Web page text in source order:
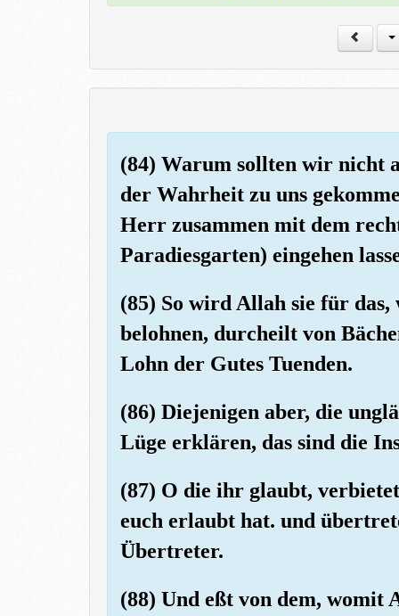
(84) Warum sollten wir nicht
der Wahrheit zu uns
Herr zusammen mit dem
Paradiesgarten) eingehen
(85) So wird Allah sie für das,
belohnen, durcheilt von
Lohn der Gutes Tuenden.
(86) Diejenigen aber, die
Lüge erklären, das sind die
(87) O die ihr glaubt,
euch erlaubt hat. und
Übertreter.
(88) Und eßt von dem, womit